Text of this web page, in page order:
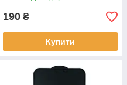
190 ₴
Купити